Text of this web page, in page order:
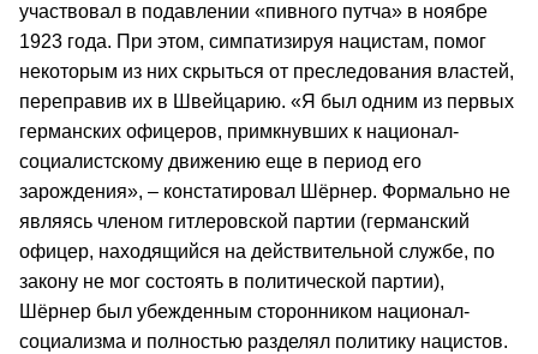
участвовал в подавлении «пивного путча» в ноябре
1923 года. При этом, симпатизируя нацистам, помог
некоторым из них скрыться от преследования властей,
переправив их в Швейцарию. «Я был одним из первых
германских офицеров, примкнувших к национал-
социалистскому движению еще в период его
зарождения», – констатировал Шёрнер. Формально не
являясь членом гитлеровской партии (германский
офицер, находящийся на действительной службе, по
закону не мог состоять в политической партии),
Шёрнер был убежденным сторонником национал-
социализма и полностью разделял политику нацистов.